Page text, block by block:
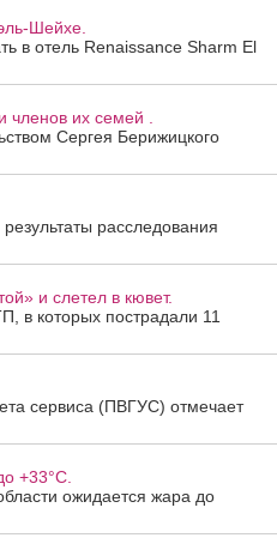
Шейхе.
в отель Renaissance Sharm El
их семей .
Сергея Берижицкого
расследования
и слетел в кювет.
в которых пострадали 11
сервиса (ПВГУС) отмечает
+33°C.
ожидается жара до